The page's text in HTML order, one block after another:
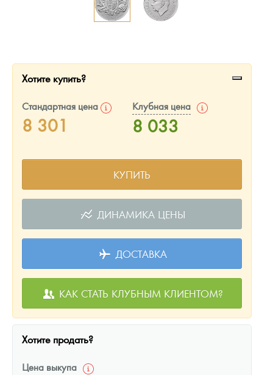
Монеты и жетоны из недрагоценных металлов
Книги по нумизматике
Хотите купить?
Стандартная цена
8 301
Клубная цена
8 033
КУПИТЬ
ДИНАМИКА ЦЕНЫ
ДОСТАВКА
КАК СТАТЬ КЛУБНЫМ КЛИЕНТОМ?
Хотите продать?
Цена выкупа